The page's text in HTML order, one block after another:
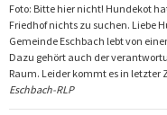
Foto: Bitte hier nicht! Hundekot
Friedhof nichts zu suchen. Liebe
Gemeinde Eschbach lebt von
Dazu gehört auch der
Raum. Leider kommt es in
Eschbach-RLP